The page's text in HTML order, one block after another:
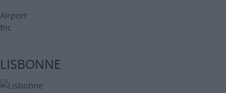
Airport
fnc
LISBONNE